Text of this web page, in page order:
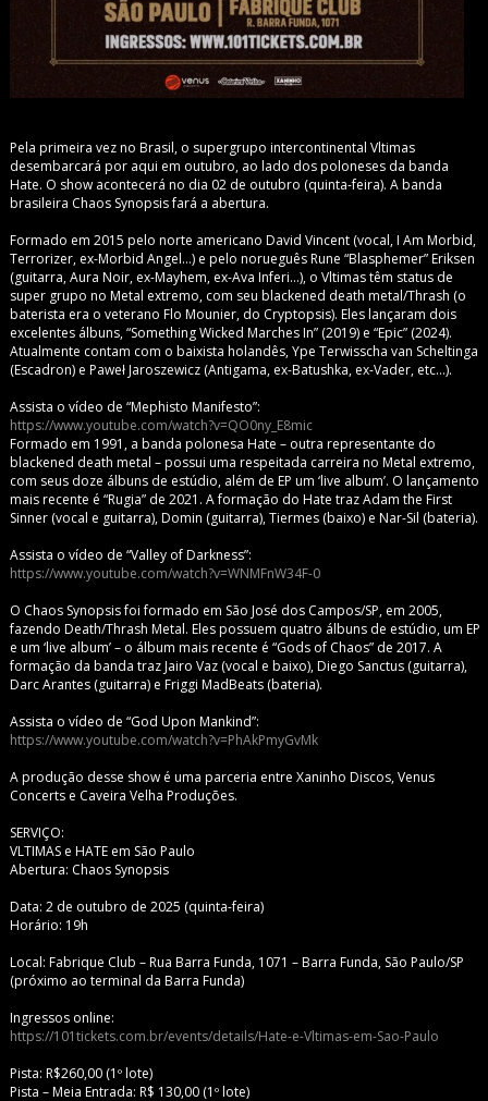
Pela primeira vez no Brasil, o supergrupo intercontinental Vltimas
desembarcará por aqui em outubro, ao lado dos poloneses da banda
Hate. O show acontecerá no dia 02 de outubro (quinta-feira). A banda
brasileira Chaos Synopsis fará a abertura.
Formado em 2015 pelo norte americano David Vincent (vocal, I Am Morbid,
Terrorizer, ex-Morbid Angel…) e pelo norueguês Rune “Blasphemer” Eriksen
(guitarra, Aura Noir, ex-Mayhem, ex-Ava Inferi…), o Vltimas têm status de
super grupo no Metal extremo, com seu blackened death metal/Thrash (o
baterista era o veterano Flo Mounier, do Cryptopsis). Eles lançaram dois
excelentes álbuns, “Something Wicked Marches In” (2019) e “Epic” (2024).
Atualmente contam com o baixista holandês, Ype Terwisscha van Scheltinga
(Escadron) e Paweł Jaroszewicz (Antigama, ex-Batushka, ex-Vader, etc…).
Assista o vídeo de “Mephisto Manifesto”:
https://www.youtube.com/watch?v=QO0ny_E8mic
Formado em 1991, a banda polonesa Hate – outra representante do
blackened death metal – possui uma respeitada carreira no Metal extremo,
com seus doze álbuns de estúdio, além de EP um ‘live album’. O lançamento
mais recente é “Rugia” de 2021. A formação do Hate traz Adam the First
Sinner (vocal e guitarra), Domin (guitarra), Tiermes (baixo) e Nar-Sil (bateria).
Assista o vídeo de “Valley of Darkness”:
https://www.youtube.com/watch?v=WNMFnW34F-0
O Chaos Synopsis foi formado em São José dos Campos/SP, em 2005,
fazendo Death/Thrash Metal. Eles possuem quatro álbuns de estúdio, um EP
e um ‘live album’ – o álbum mais recente é “Gods of Chaos” de 2017. A
formação da banda traz Jairo Vaz (vocal e baixo), Diego Sanctus (guitarra),
Darc Arantes (guitarra) e Friggi MadBeats (bateria).
Assista o vídeo de “God Upon Mankind”:
https://www.youtube.com/watch?v=PhAkPmyGvMk
A produção desse show é uma parceria entre Xaninho Discos, Venus
Concerts e Caveira Velha Produções.
SERVIÇO:
VLTIMAS e HATE em São Paulo
Abertura: Chaos Synopsis
Data: 2 de outubro de 2025 (quinta-feira)
Horário: 19h
Local: Fabrique Club – Rua Barra Funda, 1071 – Barra Funda, São Paulo/SP
(próximo ao terminal da Barra Funda)
Ingressos online:
https://101tickets.com.br/events/details/Hate-e-Vltimas-em-Sao-Paulo
Pista: R$260,00 (1º lote)
Pista – Meia Entrada: R$ 130,00 (1º lote)